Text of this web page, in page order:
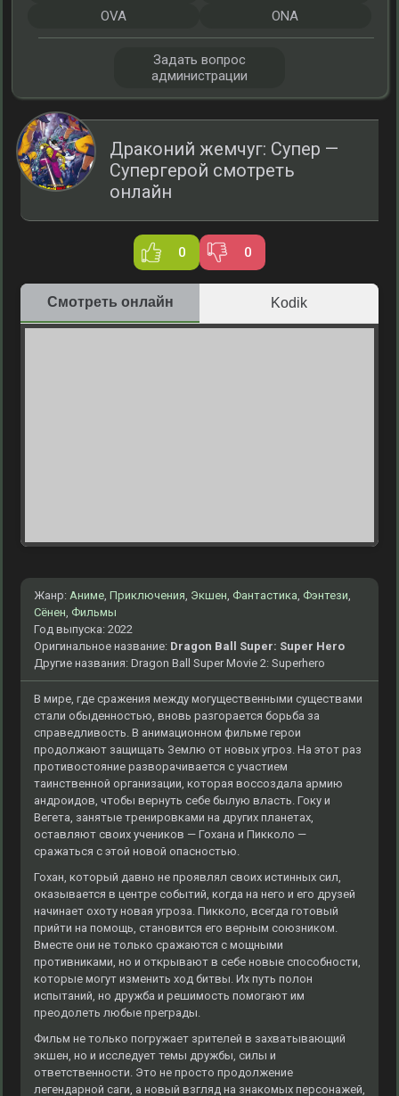
Драконий жемчуг: Супер —
Супергерой смотреть
онлайн
0 0
Смотреть онлайн Kodik
Жанр: Аниме, Приключения, Экшен, Фантастика, Фэнтези,
Сёнен, Фильмы
Год выпуска: 2022
Оригинальное название: Dragon Ball Super: Super Hero
Другие названия: Dragon Ball Super Movie 2: Superhero
В мире, где сражения между могущественными существами
стали обыденностью, вновь разгорается борьба за
справедливость. В анимационном фильме герои
продолжают защищать Землю от новых угроз. На этот раз
противостояние разворачивается с участием
таинственной организации, которая воссоздала армию
андроидов, чтобы вернуть себе былую власть. Гоку и
Вегета, занятые тренировками на других планетах,
оставляют своих учеников — Гохана и Пикколо —
сражаться с этой новой опасностью.
Гохан, который давно не проявлял своих истинных сил,
оказывается в центре событий, когда на него и его друзей
начинает охоту новая угроза. Пикколо, всегда готовый
прийти на помощь, становится его верным союзником.
Вместе они не только сражаются с мощными
противниками, но и открывают в себе новые способности,
которые могут изменить ход битвы. Их путь полон
испытаний, но дружба и решимость помогают им
преодолеть любые преграды.
Фильм не только погружает зрителей в захватывающий
экшен, но и исследует темы дружбы, силы и
ответственности. Это не просто продолжение
легендарной саги, а новый взгляд на знакомых персонажей,
OVA
ONA
Задать вопрос
администрации